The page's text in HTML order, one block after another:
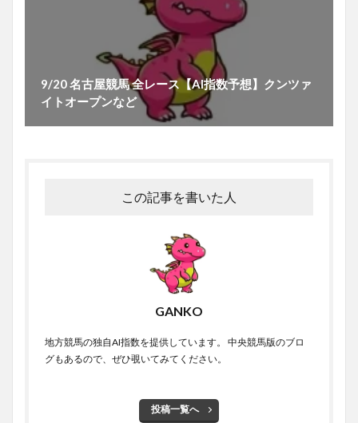
9/20 名古屋競馬 全レース【AI指数予想】クンツァ
イトオープンなど
この記事を書いた人
GANKO
地方競馬の独自AI指数を提供しています。 中央競馬版のブロ
グもあるので、ぜひ覗いてみてください。
投稿一覧へ